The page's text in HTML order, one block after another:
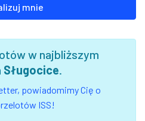
mnie
w najbliższym
Sługocice.
powiadomimy Cię o
ISS!